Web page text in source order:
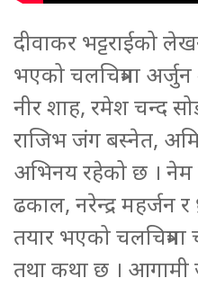
दीवाकर भट्टराईको
भएको चलचित्रमा अर्जुन
नीर शाह, रमेश चन्द
राजिभ जंग बस्नेत,
अभिनय रहेको छ । नेम
ढकाल, नरेन्द्र महर्जन र
तयार भएको चलचित्रमा
तथा कथा छ । आगामी